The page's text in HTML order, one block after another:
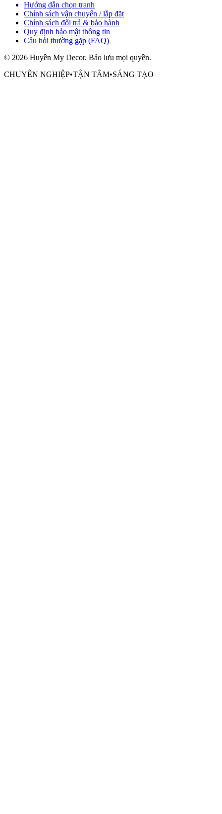
Hướng dẫn chọn tranh
Chính sách vận chuyển / lắp đặt
Chính sách đổi trả & bảo hành
Quy định bảo mật thông tin
Câu hỏi thường gặp (FAQ)
© 2026 Huyền My Decor. Bảo lưu mọi quyền.
CHUYÊN NGHIỆP•TẬN TÂM•SÁNG TẠO